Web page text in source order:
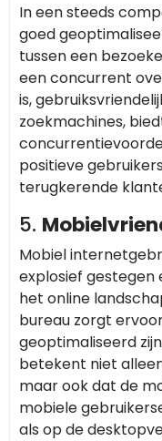
In een steeds
goed
tussen een
een concurrent
is,
zoekmachines,
positieve
terugkerende
5.
Mobiel
explosief
het online
bureau zorgt
geoptimaliseerd
betekent niet
maar ook dat de
mobiele
als op de